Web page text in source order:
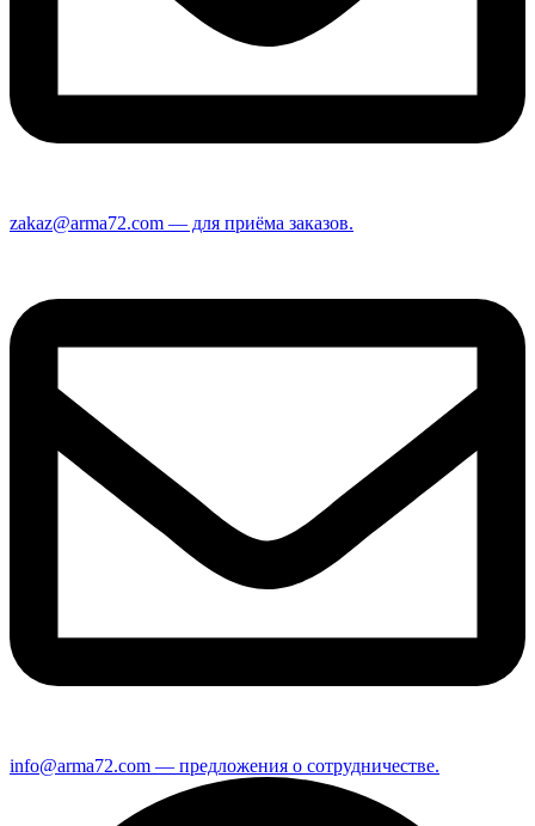
zakaz@arma72.com — для приёма заказов.
info@arma72.com — предложения о сотрудничестве.